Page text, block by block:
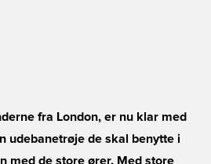
fra London, er nu klar med
udebanetrøje de skal benytte i
med de store ører. Med store